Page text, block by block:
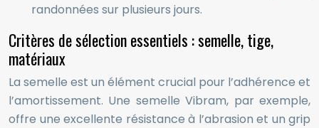
randonnées sur plusieurs jours.
Critères de sélection essentiels : semelle, tige,
matériaux
La semelle est un élément crucial pour l’adhérence et
l’amortissement. Une semelle Vibram, par exemple,
offre une excellente résistance à l’abrasion et un grip